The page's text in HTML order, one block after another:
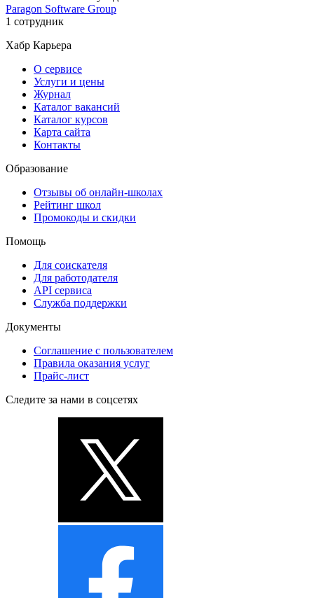
Paragon Software Group
1 сотрудник
Хабр Карьера
О сервисе
Услуги и цены
Журнал
Каталог вакансий
Каталог курсов
Карта сайта
Контакты
Образование
Отзывы об онлайн-школах
Рейтинг школ
Промокоды и скидки
Помощь
Для соискателя
Для работодателя
API сервиса
Служба поддержки
Документы
Соглашение с пользователем
Правила оказания услуг
Прайс-лист
Следите за нами в соцсетях